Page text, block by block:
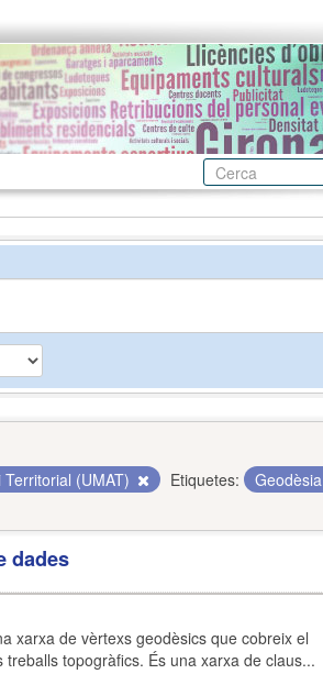
(UMAT) Etiquetes:
Geodèsia
dades
xarxa de vèrtexs geodèsics que cobreix el
topogràfics. És una xarxa de claus...